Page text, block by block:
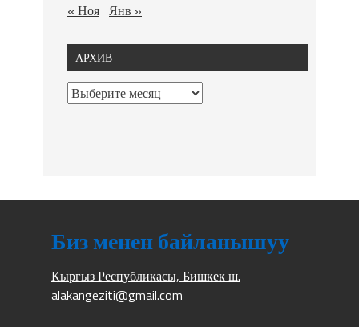
« Ноя Янв »
АРХИВ
Биз менен байланышуу
Кыргыз Республикасы, Бишкек ш.
alakangeziti@gmail.com